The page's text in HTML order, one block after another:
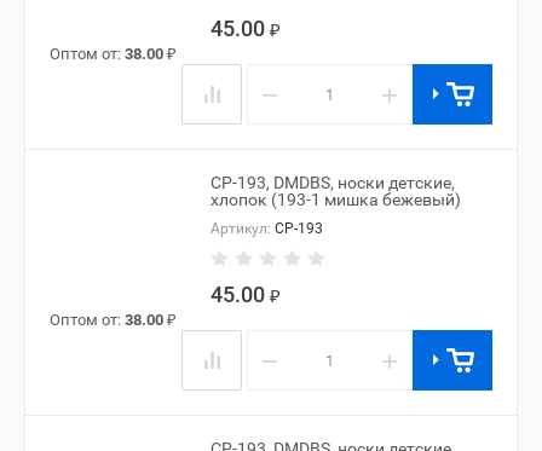
45.00 ₽
Оптом от: 38.00 ₽
− +
CP-193, DMDBS, носки детские,
хлопок (193-1 мишка бежевый)
Артикул: CP-193
45.00 ₽
Оптом от: 38.00 ₽
− +